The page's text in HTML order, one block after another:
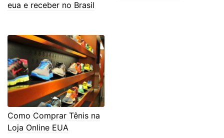
eua e receber no Brasil
Como Comprar Tênis na
Loja Online EUA